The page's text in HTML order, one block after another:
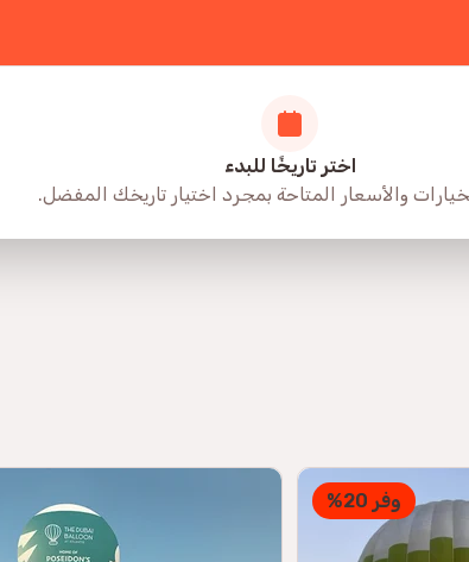
Family helicopter rideExcellent
اختر تاريخًا للبدء
والأسعار المتاحة بمجرد اختيار تاريخك المفضل.
وفر 20%